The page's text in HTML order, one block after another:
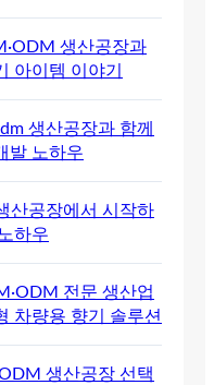
생산공장과
아이템 이야기
생산공장과 함께
발 노하우
산공장에서 시작하
하우
전문 생산업
차량용 향기 솔루션
생산공장 선택